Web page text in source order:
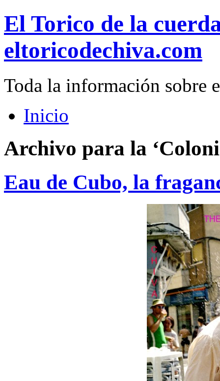
El Torico de la
eltoricodechiva.com
Toda la información sobre
Inicio
Archivo para la
Eau de Cubo, la